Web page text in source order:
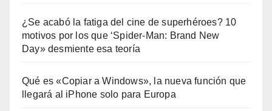
¿Se acabó la fatiga del cine de superhéroes? 10
motivos por los que ‘Spider-Man: Brand New
Day» desmiente esa teoría
Qué es «Copiar a Windows», la nueva función que
llegará al iPhone solo para Europa